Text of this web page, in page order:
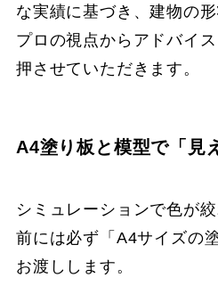
な実績に基づき、建物の
プロの視点からアドバイ
押させていただきます。
A4塗り板と模型で「見
シミュレーションで色が
前には必ず「A4サイズの
お渡しします。